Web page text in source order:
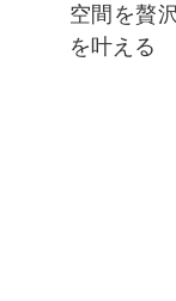
空間を贅
を叶える